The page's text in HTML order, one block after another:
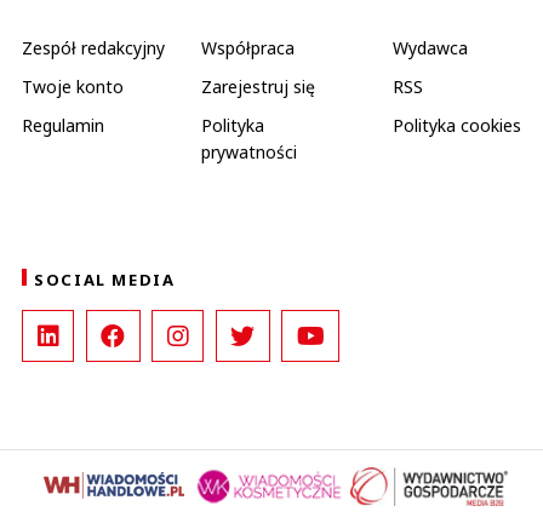
Zespół redakcyjny Współpraca
Wydawca
Twoje konto
Zarejestruj się
RSS
Regulamin
Polityka
prywatności
Polityka cookies
SOCIAL MEDIA